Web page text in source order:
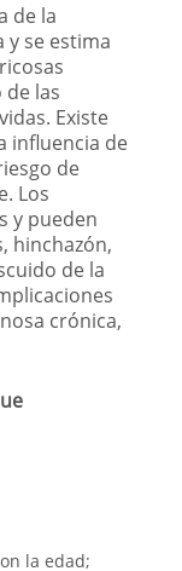
de la
se estima
las
Existe
influencia de
de
Los
y pueden
hinchazón,
de la
crónica,
la edad;